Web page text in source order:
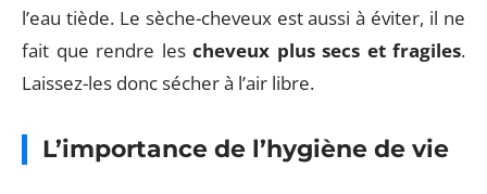
l’eau tiède. Le sèche-cheveux est aussi à éviter, il ne
fait que rendre les cheveux plus secs et fragiles.
Laissez-les donc sécher à l’air libre.
L’importance de l’hygiène de vie